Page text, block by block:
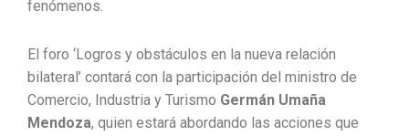
fenómenos.
El foro ‘Logros y obstáculos en la nueva relación
bilateral’ contará con la participación del ministro de
Comercio, Industria y Turismo Germán Umaña
Mendoza, quien estará abordando las acciones que